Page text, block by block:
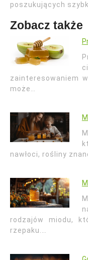
poszukujących
Zobacz także
zainteresowaniem
może…
nawłoci, rośliny
rodzajów miodu,
rzepaku.…